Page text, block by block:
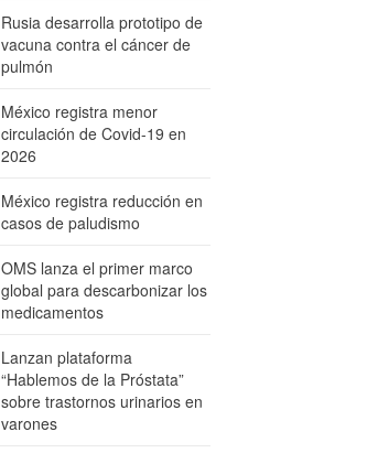
Rusia desarrolla prototipo de
vacuna contra el cáncer de
pulmón
México registra menor
circulación de Covid-19 en
2026
México registra reducción en
casos de paludismo
OMS lanza el primer marco
global para descarbonizar los
medicamentos
Lanzan plataforma
“Hablemos de la Próstata”
sobre trastornos urinarios en
varones